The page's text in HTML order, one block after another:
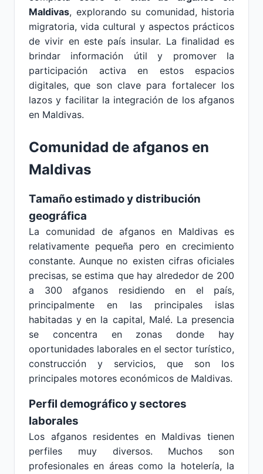
Maldivas, explorando su comunidad, historia
migratoria, vida cultural y aspectos prácticos
de vivir en este país insular. La finalidad es
brindar información útil y promover la
participación activa en estos espacios
digitales, que son clave para fortalecer los
lazos y facilitar la integración de los afganos
en Maldivas.
Comunidad de afganos en
Maldivas
Tamaño estimado y distribución
geográfica
La comunidad de afganos en Maldivas es
relativamente pequeña pero en crecimiento
constante. Aunque no existen cifras oficiales
precisas, se estima que hay alrededor de 200
a 300 afganos residiendo en el país,
principalmente en las principales islas
habitadas y en la capital, Malé. La presencia
se concentra en zonas donde hay
oportunidades laborales en el sector turístico,
construcción y servicios, que son los
principales motores económicos de Maldivas.
Perfil demográfico y sectores
laborales
Los afganos residentes en Maldivas tienen
perfiles muy diversos. Muchos son
profesionales en áreas como la hotelería, la